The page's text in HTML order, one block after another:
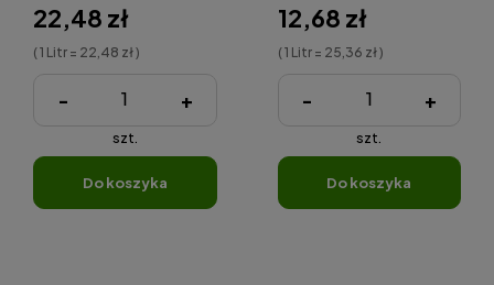
22,48 zł
( 1 Litr = 22,48 zł )
- +
szt.
do koszyka
12,68 zł
( 1 Litr = 25,36 zł )
- +
szt.
do koszyka